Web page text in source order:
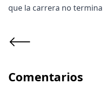
que la carrera no
Comentarios